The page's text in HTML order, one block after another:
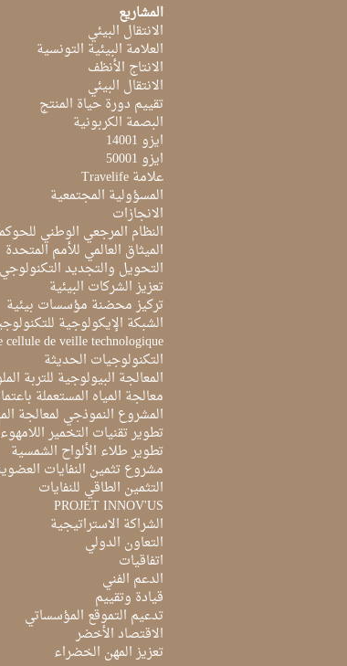
المشاريع
الانتقال البيئي
العلامة البيئية التونسية
الانتاج الأنظف
الانتقال البيئي
تقييم دورة حياة المنتج
البصمة الكربونية
ايزو 14001
ايزو 50001
علامة Travelife
المسؤولية المجتمعية
الانجازات
النظام المرجعي الوطني
الميثاق العالمي للأمم المتحدة
التحويل والتجديد التكنولوجي
تعزيز الشركات البيئية
تركيز محضنة مؤسسات بيئية
الشبكة الإيكولوجية
cellule de veille technologique
التكنولوجيات الحديثة
المعالجة البيولوجية للتربة
معالجة المياه المستعملة
المشروع النموذجي لمعالجة
تطوير تقنيات التخمير
تطوير طلاء الألواح الشمسية
مشروع تثمين النفايات
التثمين الطاقي للنفايات
PROJET INNOV'US
الشراكة الاستراتيجية
التعاون الدولي
اتفاقيات
الدعم الفني
قيادة وتقييم
تدعيم التموقع المؤسساتي
الاقتصاد الأخضر
تعزيز المهن الخضراء